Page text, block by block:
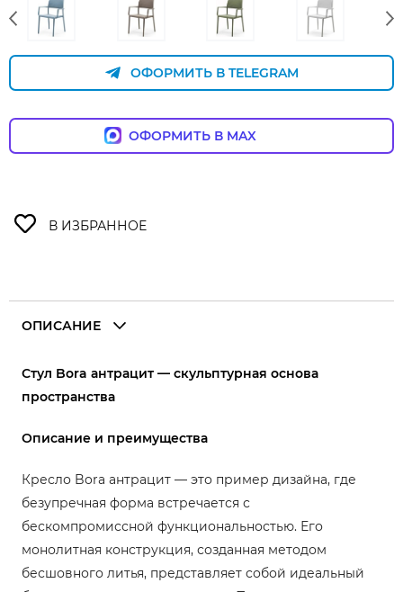
ОФОРМИТЬ В TELEGRAM
ОФОРМИТЬ В MAX
ОПИСАНИЕ
Стул Bora антрацит — скульптурная основа
пространства
Описание и преимущества
Кресло Bora антрацит — это пример дизайна, где
безупречная форма встречается с
бескомпромиссной функциональностью. Его
монолитная конструкция, созданная методом
бесшовного литья, представляет собой идеальный